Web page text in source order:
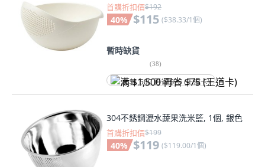
首購折扣價$192
40% $115 ($38.33/1個)
暫時缺貨
(38)
满 $1,500 再省 $75 (王道卡)
304不銹鋼瀝水蔬果洗米籃, 1個, 銀色
首購折扣價$199
40% $119 ($119.00/1個)